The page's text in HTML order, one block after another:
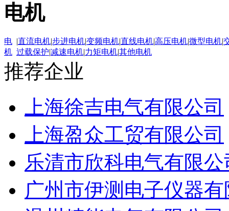
电机
电
机
|直流电机|步进电机|变频电机|直线电机|高压电机|微型电机|
过载保护|减速电机|力矩电机|其他电机
推荐企业
上海徐吉电气有限公司
上海盈众工贸有限公司
乐清市欣科电气有限公
广州市伊测电子仪器